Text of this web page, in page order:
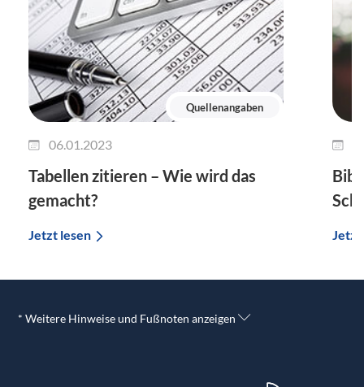
Quellenangaben
06.01.2023
Tabellen zitieren – Wie wird das
gemacht?
Jetzt lesen Jetzt
* Weitere Hinweise und Fußnoten anzeigen